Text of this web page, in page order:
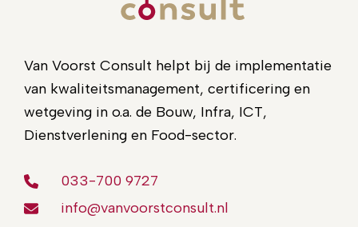
Van Voorst Consult helpt bij de implementatie
van kwaliteitsmanagement, certificering en
wetgeving in o.a. de Bouw, Infra, ICT,
Dienstverlening en Food-sector.
033-700 9727
info@vanvoorstconsult.nl